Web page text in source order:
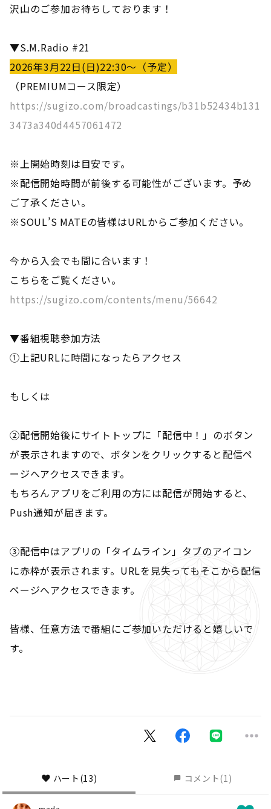
沢山のご参加お待ちしております！
▼S.M.Radio #21
2026年3月22日(日)22:30～（予定）
（PREMIUMコース限定）
https://sugizo.com/broadcastings/b31b52434b131
3473a340d4457061472
※上開始時刻は目安です。
※配信開始時間が前後する可能性がございます。予め
ご了承ください。
※SOUL’S MATEの皆様はURLからご参加ください。
今から入会でも間に合います！
こちらをご覧ください。
https://sugizo.com/contents/menu/56642
▼番組視聴参加方法
①上記URLに時間になったらアクセス
もしくは
②配信開始後にサイトトップに「配信中！」のボタン
が表示されますので、ボタンをクリックすると配信ペ
ージへアクセスできます。
もちろんアプリをご利用の方には配信が開始すると、
Push通知が届きます。
③配信中はアプリの「タイムライン」タブのアイコン
に赤枠が表示されます。URLを見失ってもそこから配信
ページへアクセスできます。
皆様、任意方法で番組にご参加いただけると嬉しいで
す。
ハート (13) コメント(1)